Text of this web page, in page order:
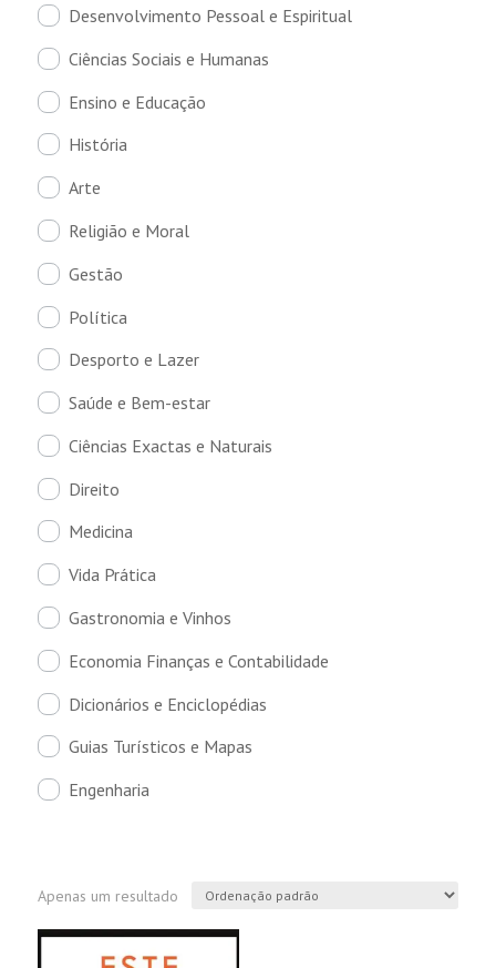
Desenvolvimento Pessoal e Espiritual
Ciências Sociais e Humanas
Ensino e Educação
História
Arte
Religião e Moral
Gestão
Política
Desporto e Lazer
Saúde e Bem-estar
Ciências Exactas e Naturais
Direito
Medicina
Vida Prática
Gastronomia e Vinhos
Economia Finanças e Contabilidade
Dicionários e Enciclopédias
Guias Turísticos e Mapas
Engenharia
Apenas um resultado